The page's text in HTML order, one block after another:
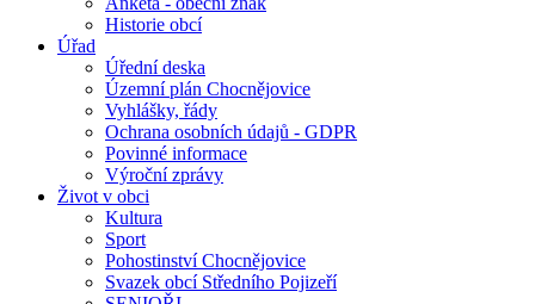
Historie obcí
Úřad
Úřední deska
Územní plán Chocnějovice
Vyhlášky, řády
Ochrana osobních údajů - GDPR
Povinné informace
Výroční zprávy
Život v obci
Kultura
Sport
Pohostinství Chocnějovice
Svazek obcí Středního Pojizeří